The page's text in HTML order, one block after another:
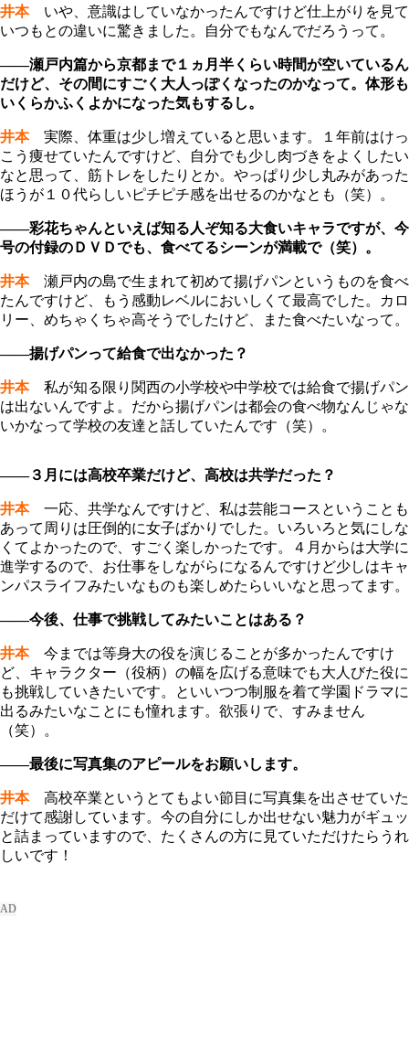
井本いや、意識はしていなかったんですけど仕上がりを見て
いつもとの違いに驚きました。自分でもなんでだろうって。
――瀬戸内篇から京都まで１ヵ月半くらい時間が空いているん
だけど、その間にすごく大人っぽくなったのかなって。体形も
いくらかふくよかになった気もするし。
井本実際、体重は少し増えていると思います。１年前はけっ
こう痩せていたんですけど、自分でも少し肉づきをよくしたい
なと思って、筋トレをしたりとか。やっぱり少し丸みがあった
ほうが１０代らしいピチピチ感を出せるのかなとも（笑）。
――彩花ちゃんといえば知る人ぞ知る大食いキャラですが、今
号の付録のＤＶＤでも、食べてるシーンが満載で（笑）。
井本瀬戸内の島で生まれて初めて揚げパンというものを食べ
たんですけど、もう感動レベルにおいしくて最高でした。カロ
リー、めちゃくちゃ高そうでしたけど、また食べたいなって。
――揚げパンって給食で出なかった？
井本私が知る限り関西の小学校や中学校では給食で揚げパン
は出ないんですよ。だから揚げパンは都会の食べ物なんじゃな
いかなって学校の友達と話していたんです（笑）。
――３月には高校卒業だけど、高校は共学だった？
井本一応、共学なんですけど、私は芸能コースということも
あって周りは圧倒的に女子ばかりでした。いろいろと気にしな
くてよかったので、すごく楽しかったです。４月からは大学に
進学するので、お仕事をしながらになるんですけど少しはキャ
ンパスライフみたいなものも楽しめたらいいなと思ってます。
――今後、仕事で挑戦してみたいことはある？
井本今までは等身大の役を演じることが多かったんですけ
ど、キャラクター（役柄）の幅を広げる意味でも大人びた役に
も挑戦していきたいです。といいつつ制服を着て学園ドラマに
出るみたいなことにも憧れます。欲張りで、すみません
（笑）。
――最後に写真集のアピールをお願いします。
井本高校卒業というとてもよい節目に写真集を出させていた
だけて感謝しています。今の自分にしか出せない魅力がギュッ
と詰まっていますので、たくさんの方に見ていただけたらうれ
しいです！